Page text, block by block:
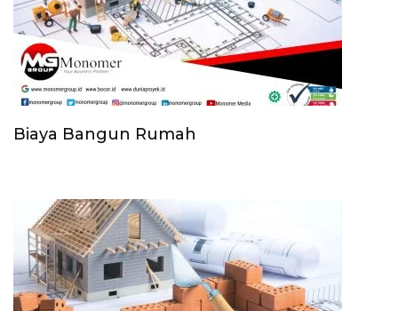
Biaya Bangun Rumah